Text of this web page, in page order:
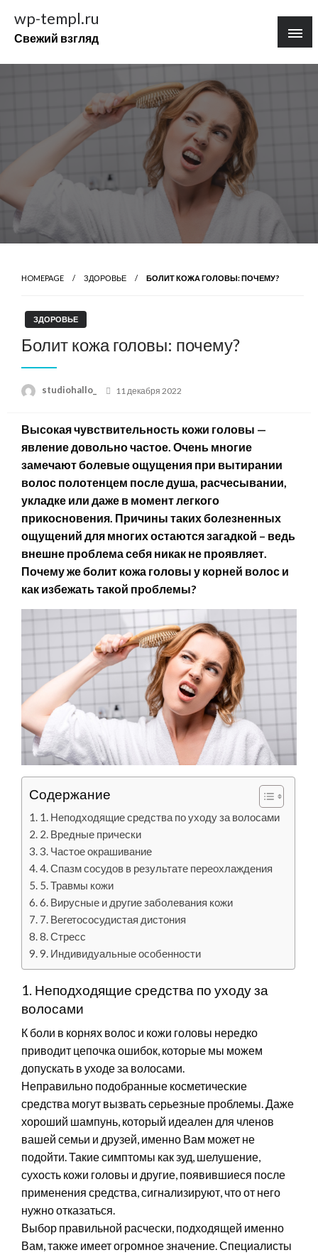
содержимому
wp-templ.ru
Свежий взгляд
HOMEPAGE ЗДОРОВЬЕ БОЛИТ КОЖА ГОЛОВЫ: ПОЧЕМУ?
ЗДОРОВЬЕ
Болит кожа головы: почему?
studiohallo_
Posted
11 декабря 2022
Высокая чувствительность кожи головы —
явление довольно частое. Очень многие
замечают болевые ощущения при вытирании
волос полотенцем после душа, расчесывании,
укладке или даже в момент легкого
прикосновения. Причины таких болезненных
ощущений для многих остаются загадкой – ведь
внешне проблема себя никак не проявляет.
Почему же болит кожа головы у корней волос и
как избежать такой проблемы?
Содержание
1. Неподходящие средства по уходу за волосами
2. Вредные прически
3. Частое окрашивание
4. Спазм сосудов в результате переохлаждения
5. Травмы кожи
6. Вирусные и другие заболевания кожи
7. Вегетососудистая дистония
8. Стресс
9. Индивидуальные особенности
1. Неподходящие средства по уходу за
волосами
К боли в корнях волос и кожи головы нередко
приводит цепочка ошибок, которые мы можем
допускать в уходе за волосами.
Неправильно подобранные косметические
средства могут вызвать серьезные проблемы. Даже
хороший шампунь, который идеален для членов
вашей семьи и друзей, именно Вам может не
подойти. Такие симптомы как зуд, шелушение,
сухость кожи головы и другие, появившиеся после
применения средства, сигнализируют, что от него
нужно отказаться.
Выбор правильной расчески, подходящей именно
Вам, также имеет огромное значение. Специалисты